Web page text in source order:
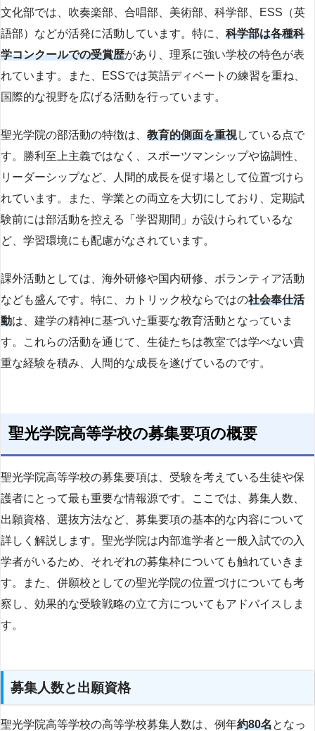
文化部では、吹奏楽部、合唱部、美術部、科学部、ESS（英
語部）などが活発に活動しています。特に、 科学部は各種科
学コンクールでの受賞歴があり、理系に強い学校の特色が表
れています。また、ESSでは英語ディベートの練習を重ね、
国際的な視野を広げる活動を行っています。
聖光学院の部活動の特徴は、 教育的側面を重視している点で
す。勝利至上主義ではなく、スポーツマンシップや協調性、
リーダーシップなど、人間的成長を促す場として位置づけら
れています。また、学業との両立を大切にしており、定期試
験前には部活動を控える「学習期間」が設けられているな
ど、学習環境にも配慮がなされています。
課外活動としては、海外研修や国内研修、ボランティア活動
なども盛んです。特に、カトリック校ならではの社会奉仕活
動は、建学の精神に基づいた重要な教育活動となっていま
す。これらの活動を通じて、生徒たちは教室では学べない貴
重な経験を積み、人間的な成長を遂げているのです。
聖光学院高等学校の募集要項の概要
聖光学院高等学校の募集要項は、受験を考えている生徒や保
護者にとって最も重要な情報源です。ここでは、募集人数、
出願資格、選抜方法など、募集要項の基本的な内容について
詳しく解説します。聖光学院は内部進学者と一般入試での入
学者がいるため、それぞれの募集枠についても触れていきま
す。また、併願校としての聖光学院の位置づけについても考
察し、効果的な受験戦略の立て方についてもアドバイスしま
す。
募集人数と出願資格
聖光学院高等学校の高等学校募集人数は、例年約80名となっ